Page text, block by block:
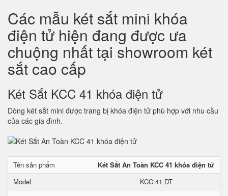
Các mẫu két sắt mini khóa
điện tử hiện đang được ưa
chuộng nhất tại showroom két
sắt cao cấp
Két Sắt KCC 41 khóa điện tử
Dòng két sắt mini được trang bị khóa điện tử phù hợp với nhu cầu
của các gia đình.
Tên sản phẩm
Két Sắt An Toàn KCC 41 khóa điện tử
Model
KCC 41 DT